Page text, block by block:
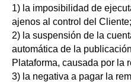
1) la imposibilidad de
ajenos al control del Cliente;
2) la suspensión de la
automática de la
Plataforma, causada por la
3) la negativa a pagar la